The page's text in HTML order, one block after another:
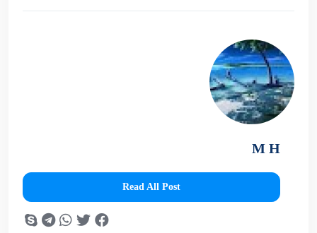
M H
Read All Post